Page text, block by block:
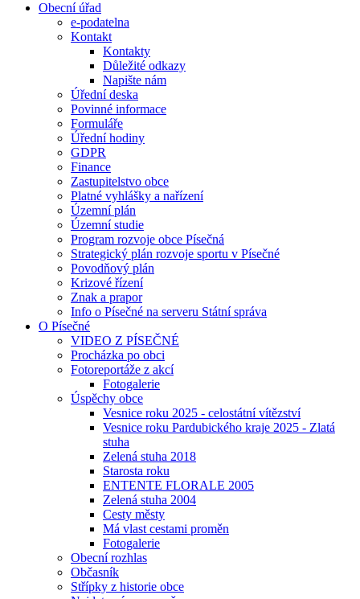
Obecní úřad
e-podatelna
Kontakt
Kontakty
Důležité odkazy
Napište nám
Úřední deska
Povinné informace
Formuláře
Úřední hodiny
GDPR
Finance
Zastupitelstvo obce
Platné vyhlášky a nařízení
Územní plán
Územní studie
Program rozvoje obce Písečná
Strategický plán rozvoje sportu v Písečné
Povodňový plán
Krizové řízení
Znak a prapor
Info o Písečné na serveru Státní správa
O Písečné
VIDEO Z PÍSEČNÉ
Procházka po obci
Fotoreportáže z akcí
Fotogalerie
Úspěchy obce
Vesnice roku 2025 - celostátní vítězství
Vesnice roku Pardubického kraje 2025 - Zlatá
stuha
Zelená stuha 2018
Starosta roku
ENTENTE FLORALE 2005
Zelená stuha 2004
Cesty městy
Má vlast cestami proměn
Fotogalerie
Obecní rozhlas
Občasník
Střípky z historie obce